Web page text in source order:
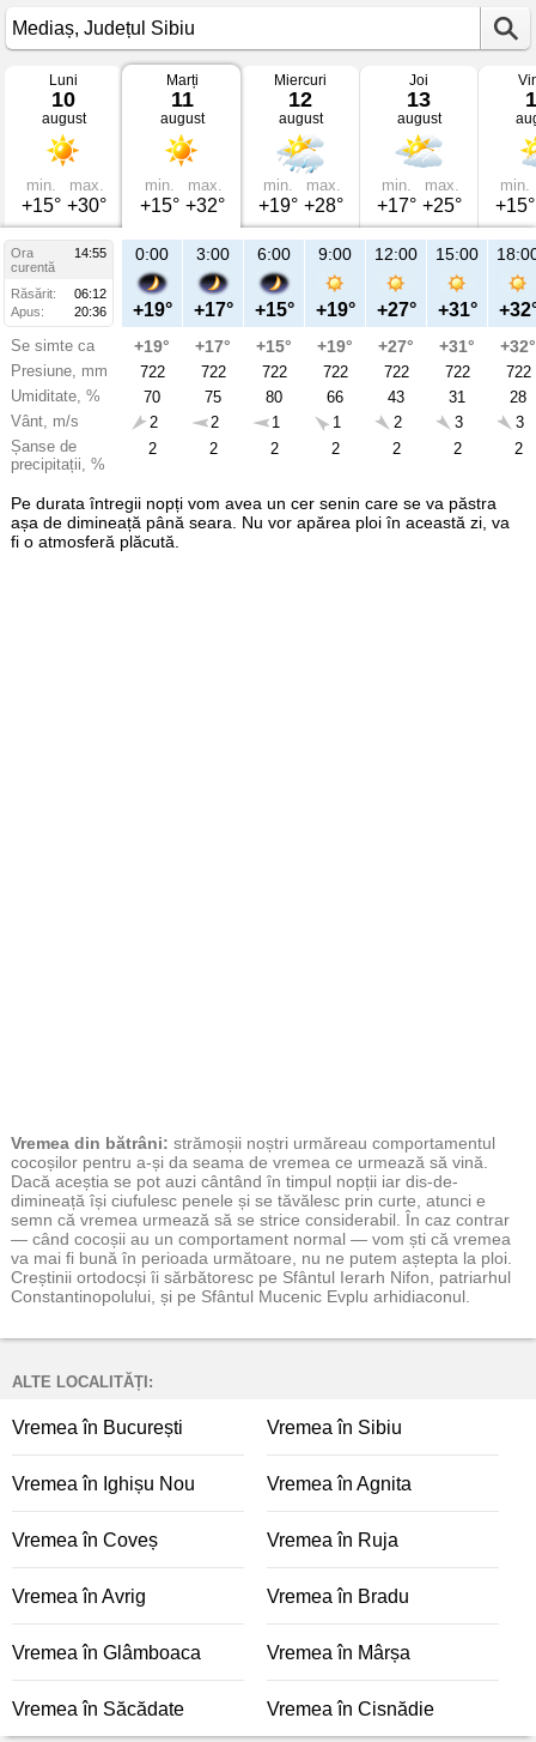
Vremea
Mediaș
mâine
Județul
Luni
10
august
min.
+15°
max.
+30°
Marți
11
august
min.
+15°
max.
+32°
Miercuri
12
august
min.
+19°
max.
+28°
Joi
13
august
min.
+17°
max.
+25°
min.
+15°
Ora
14:55
curentă
Răsărit:
06:12
Apus:
20:36
Se simte ca
Presiune, mm
Umiditate, %
Vânt, m/s
Șanse de
precipitații, %
21:00
+24°
+24°
722
53
1
2
Ma
aug
0:00
+19°
+19°
722
70
2
2
3:00
+17°
+17°
722
75
2
2
6:00
+15°
+15°
722
80
1
2
9:00
+19°
+19°
722
66
1
2
12:00
+27°
+27°
722
43
2
2
15:00
+31°
+31°
722
31
3
2
+32°
722
28
3
2
Pe durata întregii nopți vom avea un cer senin care se va păstra
așa de dimineață până seara. Nu vor apărea ploi în această zi, va
fi o atmosferă plăcută.
Vremea din bătrâni: strămoșii noștri urmăreau comportamentul
cocoșilor pentru a-și da seama de vremea ce urmează să vină.
Dacă aceștia se pot auzi cântând în timpul nopții iar dis-de-
dimineață își ciufulesc penele și se tăvălesc prin curte, atunci e
semn că vremea urmează să se strice considerabil. În caz contrar
— când cocoșii au un comportament normal — vom ști că vremea
va mai fi bună în perioada următoare, nu ne putem aștepta la ploi.
Creștinii ortodocși îi sărbătoresc pe Sfântul Ierarh Nifon, patriarhul
Constantinopolului, și pe Sfântul Mucenic Evplu arhidiaconul.
ALTE LOCALITĂȚI:
Vremea în București Vremea în Sibiu
Vremea în Ighișu Nou Vremea în Agnita
Vremea în Coveș Vremea în Ruja
Vremea în Avrig Vremea în Bradu
Vremea în Glâmboaca Vremea în Mârșa
Vremea în Săcădate Vremea în Cisnădie